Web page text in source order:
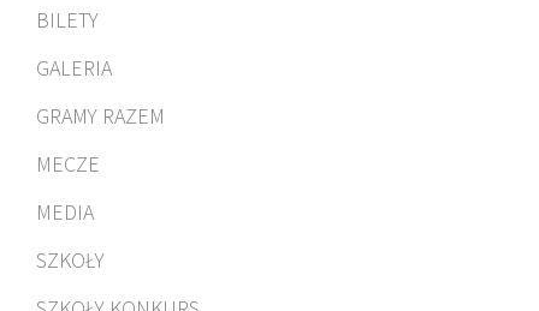
BILETY
GALERIA
GRAMY RAZEM
MECZE
MEDIA
SZKOŁY